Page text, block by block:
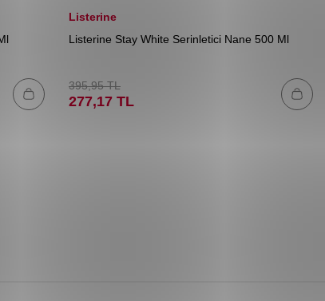
Listerine
Listerine Stay White Serinletici Nane 500 Ml
395,95TL
277,17 TL